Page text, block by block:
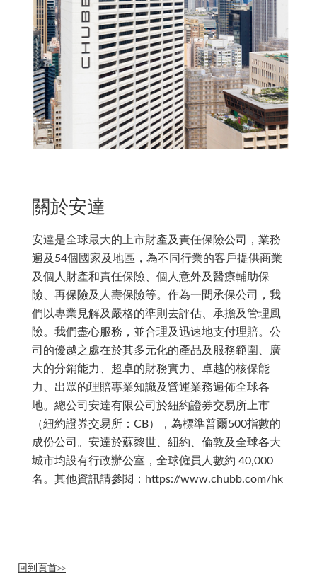
關於安達
安達是全球最大的上市財產及責任保險公司，業務
遍及54個國家及地區，為不同行業的客戶提供商業
及個人財產和責任保險、個人意外及醫療輔助保
險、再保險及人壽保險等。作為一間承保公司，我
們以專業見解及嚴格的準則去評估、承擔及管理風
險。我們盡心服務，並合理及迅速地支付理賠。公
司的優越之處在於其多元化的產品及服務範圍、廣
大的分銷能力、超卓的財務實力、卓越的核保能
力、出眾的理賠專業知識及營運業務遍佈全球各
地。總公司安達有限公司於紐約證券交易所上市
（紐約證券交易所：CB），為標準普爾500指數的
成份公司。安達於蘇黎世、紐約、倫敦及全球各大
城市均設有行政辦公室，全球僱員人數約 40,000
名。其他資訊請參閱：https://www.chubb.com/hk
回到頁首>>